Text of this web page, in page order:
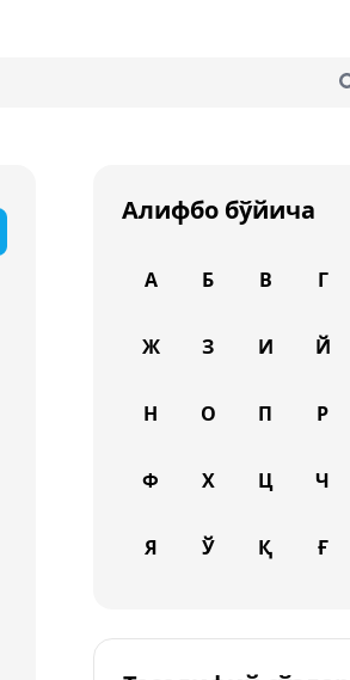
Алифбо бўйича
А Б В Г
Ж З И Й
Н О П Р
Ф Х Ц Ч
Я Ў Қ Ғ